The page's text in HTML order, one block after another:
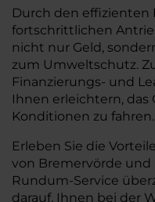
Durch den effizienten
fortschrittlichen
nicht nur Geld,
zum Umweltschutz.
Finanzierungs- und
Ihnen erleichtern, das
Konditionen zu fahren.
Erleben Sie die
von Bremervörde und
Rundum-Service
darauf, Ihnen bei der